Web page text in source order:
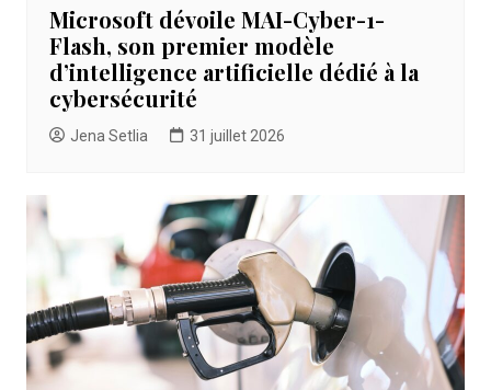
Microsoft dévoile MAI-Cyber-1-
Flash, son premier modèle
d’intelligence artificielle dédié à la
cybersécurité
Jena Setlia 31 juillet 2026